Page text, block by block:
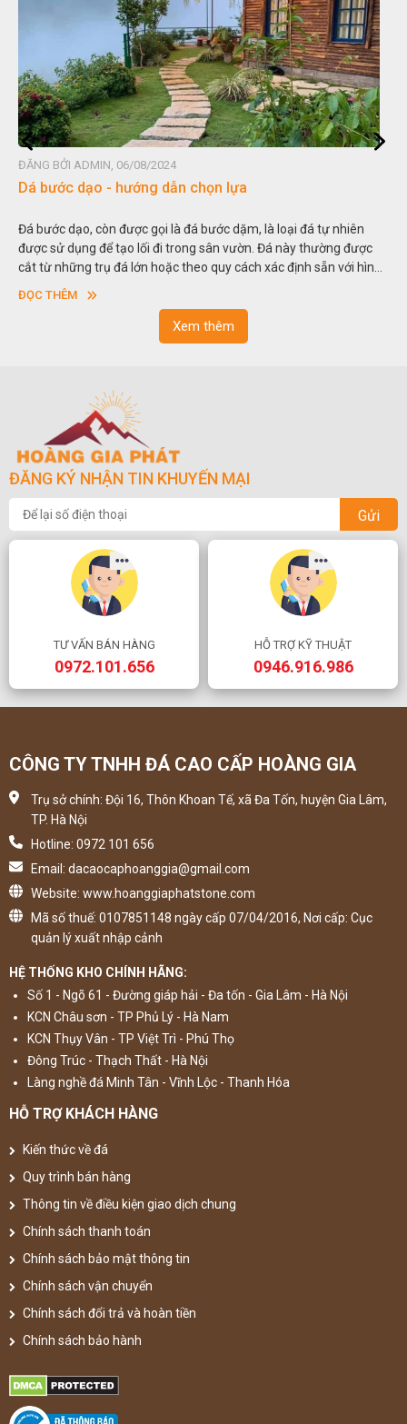
ĐĂNG BỞI ADMIN, 06/08/2024
Dá bước dạo - hướng dẫn chọn lựa
Đá bước dạo, còn được gọi là đá bước dặm, là loại đá tự nhiên
được sử dụng để tạo lối đi trong sân vườn. Đá này thường được
cắt từ những trụ đá lớn hoặc theo quy cách xác định sẵn với hình
vuông hoặc hình chữ nhật và có độ dày khác nhau.
ĐỌC THÊM
Xem thêm
ĐĂNG KÝ NHẬN TIN KHUYẾN MẠI
Gửi
TƯ VẤN BÁN HÀNG
0972.101.656
HỖ TRỢ KỸ THUẬT
0946.916.986
CÔNG TY TNHH ĐÁ CAO CẤP HOÀNG GIA
Trụ sở chính: Đội 16, Thôn Khoan Tế, xã Đa Tốn, huyện Gia Lâm,
TP. Hà Nội
Hotline: 0972 101 656
Email: dacaocaphoanggia@gmail.com
Website: www.hoanggiaphatstone.com
Mã số thuế: 0107851148 ngày cấp 07/04/2016, Nơi cấp: Cục
quản lý xuất nhập cảnh
HỆ THỐNG KHO CHÍNH HÃNG:
Số 1 - Ngõ 61 - Đường giáp hải - Đa tốn - Gia Lâm - Hà Nội
KCN Châu sơn - TP Phủ Lý - Hà Nam
KCN Thụy Vân - TP Việt Trì - Phú Thọ
Đông Trúc - Thạch Thất - Hà Nội
Làng nghề đá Minh Tân - Vĩnh Lộc - Thanh Hóa
HỖ TRỢ KHÁCH HÀNG
Kiến thức về đá
Quy trình bán hàng
Thông tin về điều kiện giao dịch chung
Chính sách thanh toán
Chính sách bảo mật thông tin
Chính sách vận chuyển
Chính sách đổi trả và hoàn tiền
Chính sách bảo hành